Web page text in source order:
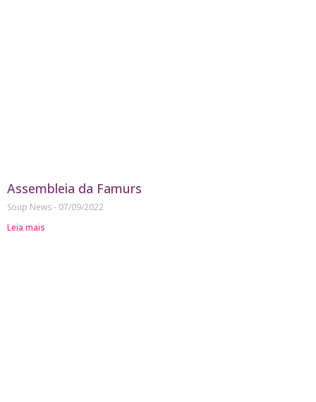
Assembleia da Famurs
Soup News
07/09/2022
Leia mais